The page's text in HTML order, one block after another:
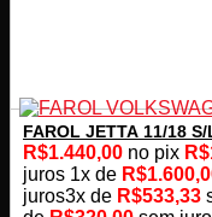
FAROL JETTA 11/18
R$1.440,00 no pix R$
juros 1x de R$
juros3x de R$533,33